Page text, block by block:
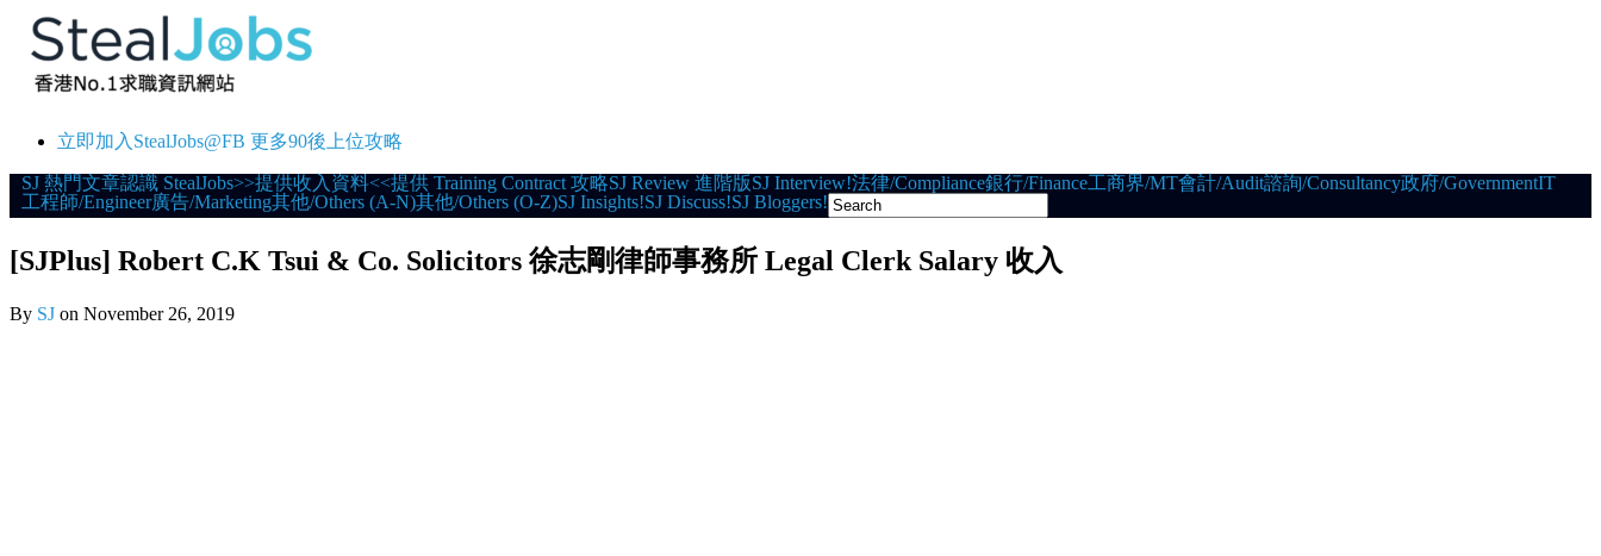
立即加入StealJobs@FB 更多90後上位攻略
Skip
to
SJ 熱門文章認識 StealJobs>>提供收入資料<<提供 Training Contract 攻略SJ Review 進階版SJ Interview!法律/Compliance銀行/Finance工商界/MT會計/Audit諮詢/Consultancy政府/GovernmentIT
工程師/Engineer廣告/Marketing其他/Others (A-N)其他/Others (O-Z)SJ Insights!SJ Discuss!SJ Bloggers!
[SJPlus] Robert C.K Tsui & Co. Solicitors 徐志剛律師事務所 Legal Clerk Salary 收入
By SJ on November 26, 2019